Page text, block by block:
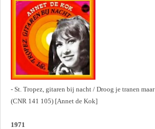
- St. Tropez, gitaren bij nacht / Droog je tranen maar
(CNR 141 105) [Annet de Kok]
1971